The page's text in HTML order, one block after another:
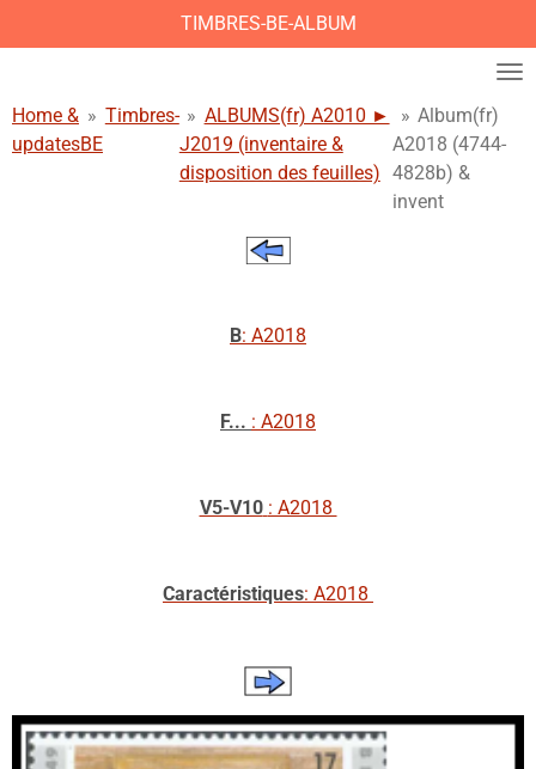
direct
de
hoofdinhoud
TIMBRES-BE-ALBUM
Home &
updates
» Timbres-
BE
» ALBUMS(fr) A2010 ►
J2019 (inventaire &
disposition des feuilles)
» Album(fr)
A2018 (4744-
4828b) &
invent
B: A2018
F... : A2018
V5-V10 : A2018
Caractéristiques: A2018